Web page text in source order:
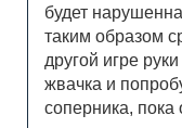
будет
таким образом
другой игре
жвачка и
соперника, пока